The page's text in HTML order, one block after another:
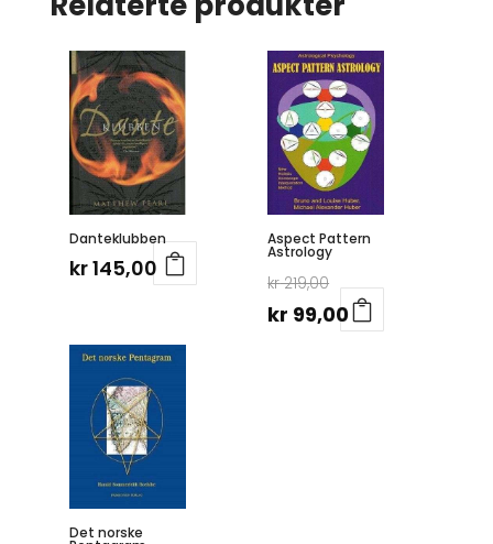
Danteklubben
kr145,00
Aspect Pattern
Astrology
kr219,00 Opprinnelig
pris
kr 99,00Nåværende
Det norske